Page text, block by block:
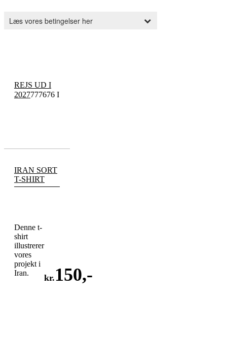
REJS UD I
2027777676 I
IRAN SORT
T-SHIRT
Denne t-
shirt
illustrerer
vores
projekt i
Iran.
kr.150,-